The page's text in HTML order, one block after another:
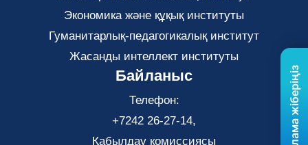
Экономика және құқық институты
Гуманитарлық-педагогикалық институт
Жасанды интеллект институты
Байланыс
Телефон:
+7242 26-27-14,
Қабылдау комиссиясы